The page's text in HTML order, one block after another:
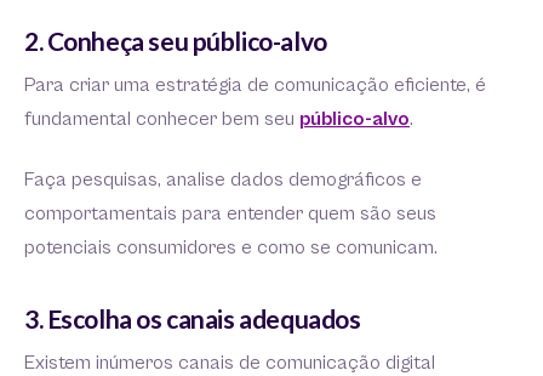
2. Conheça seu público-alvo
Para criar uma estratégia de comunicação eficiente, é
fundamental conhecer bem seu público-alvo.
Faça pesquisas, analise dados demográficos e
comportamentais para entender quem são seus
potenciais consumidores e como se comunicam.
3. Escolha os canais adequados
Existem inúmeros canais de comunicação digital